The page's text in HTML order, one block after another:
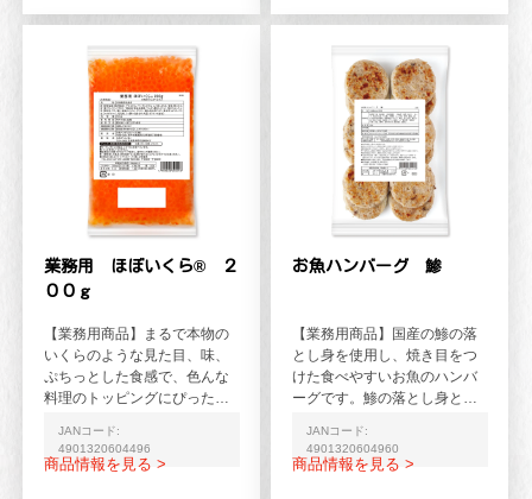
業務用 ほぼいくら® ２
００ｇ
【業務用商品】まるで本物の
いくらのような見た目、味、
ぷちっとした食感で、色んな
料理のトッピングにぴったり
もお召し上がりいただける...
JANコード:
4901320604496
商品情報を見る >
お魚ハンバーグ 鯵
【業務用商品】国産の鯵の落
とし身を使用し、焼き目をつ
けた食べやすいお魚のハンバ
ーグです。鯵の落とし身とフ
がより感じられる仕上がりで
す。
JANコード:
4901320604960
商品情報を見る >